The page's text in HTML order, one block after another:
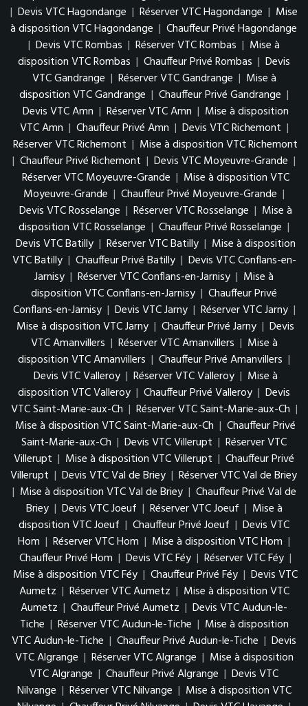
| Devis VTC Hagondange | Réserver VTC Hagondange | Mise
à disposition VTC Hagondange | Chauffeur Privé Hagondange
| Devis VTC Rombas | Réserver VTC Rombas | Mise à
disposition VTC Rombas | Chauffeur Privé Rombas | Devis
VTC Gandrange | Réserver VTC Gandrange | Mise à
disposition VTC Gandrange | Chauffeur Privé Gandrange |
Devis VTC Amn | Réserver VTC Amn | Mise à disposition
VTC Amn | Chauffeur Privé Amn | Devis VTC Richemont |
Réserver VTC Richemont | Mise à disposition VTC Richemont
| Chauffeur Privé Richemont | Devis VTC Moyeuvre-Grande |
Réserver VTC Moyeuvre-Grande | Mise à disposition VTC
Moyeuvre-Grande | Chauffeur Privé Moyeuvre-Grande |
Devis VTC Rosselange | Réserver VTC Rosselange | Mise à
disposition VTC Rosselange | Chauffeur Privé Rosselange |
Devis VTC Batilly | Réserver VTC Batilly | Mise à disposition
VTC Batilly | Chauffeur Privé Batilly | Devis VTC Conflans-en-
Jarnisy | Réserver VTC Conflans-en-Jarnisy | Mise à
disposition VTC Conflans-en-Jarnisy | Chauffeur Privé
Conflans-en-Jarnisy | Devis VTC Jarny | Réserver VTC Jarny |
Mise à disposition VTC Jarny | Chauffeur Privé Jarny | Devis
VTC Amanvillers | Réserver VTC Amanvillers | Mise à
disposition VTC Amanvillers | Chauffeur Privé Amanvillers |
Devis VTC Valleroy | Réserver VTC Valleroy | Mise à
disposition VTC Valleroy | Chauffeur Privé Valleroy | Devis
VTC Saint-Marie-aux-Ch | Réserver VTC Saint-Marie-aux-Ch |
Mise à disposition VTC Saint-Marie-aux-Ch | Chauffeur Privé
Saint-Marie-aux-Ch | Devis VTC Villerupt | Réserver VTC
Villerupt | Mise à disposition VTC Villerupt | Chauffeur Privé
Villerupt | Devis VTC Val de Briey | Réserver VTC Val de Briey
| Mise à disposition VTC Val de Briey | Chauffeur Privé Val de
Briey | Devis VTC Joeuf | Réserver VTC Joeuf | Mise à
disposition VTC Joeuf | Chauffeur Privé Joeuf | Devis VTC
Hom | Réserver VTC Hom | Mise à disposition VTC Hom |
Chauffeur Privé Hom | Devis VTC Féy | Réserver VTC Féy |
Mise à disposition VTC Féy | Chauffeur Privé Féy | Devis VTC
Aumetz | Réserver VTC Aumetz | Mise à disposition VTC
Aumetz | Chauffeur Privé Aumetz | Devis VTC Audun-le-
Tiche | Réserver VTC Audun-le-Tiche | Mise à disposition
VTC Audun-le-Tiche | Chauffeur Privé Audun-le-Tiche | Devis
VTC Algrange | Réserver VTC Algrange | Mise à disposition
VTC Algrange | Chauffeur Privé Algrange | Devis VTC
Nilvange | Réserver VTC Nilvange | Mise à disposition VTC